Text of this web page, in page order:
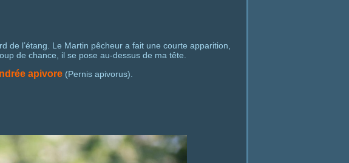
de l’étang. Le Martin pêcheur a fait une courte apparition,
de chance, il se pose au-dessus de ma tête.
apivore(Pernis apivorus).